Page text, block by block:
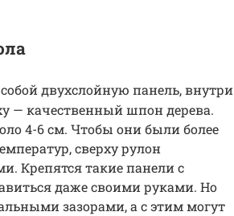
двухслойную панель, внутри
— качественный шпон дерева.
4-6 см. Чтобы они были более
сверху рулон
Крепятся такие панели с
даже своими руками. Но
зазорами, а с этим могут